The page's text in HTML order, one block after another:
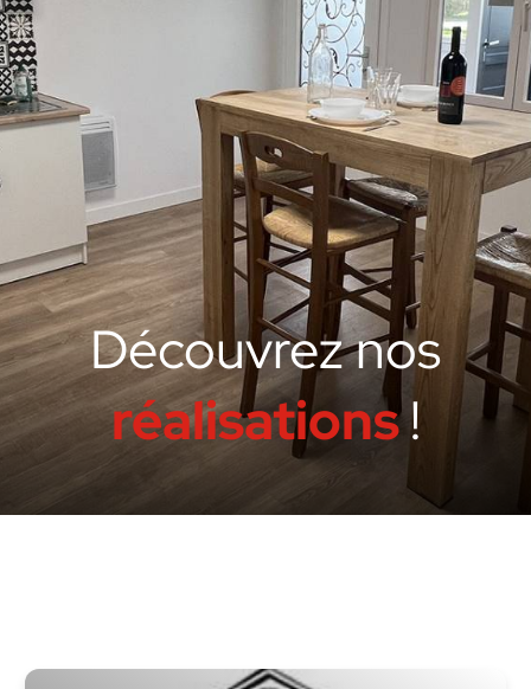
Découvrez nos
réalisations!